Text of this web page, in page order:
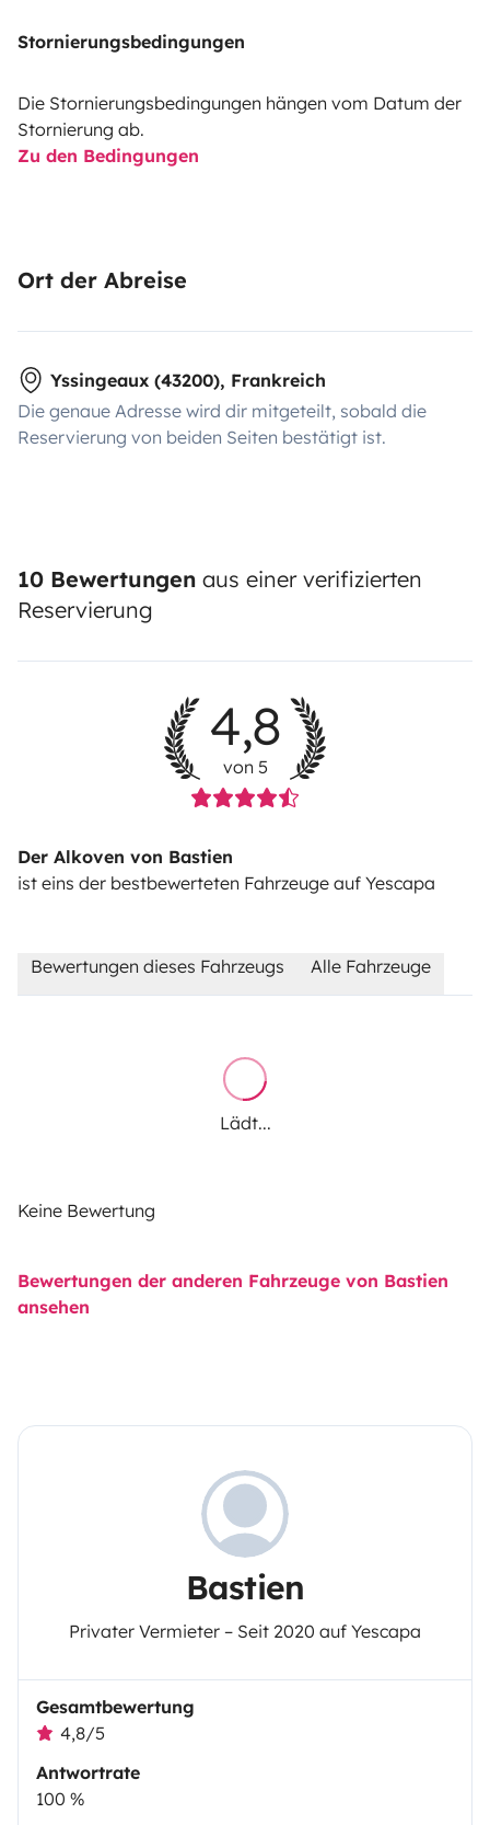
Stornierungsbedingungen
Die Stornierungsbedingungen hängen vom Datum der
Stornierung ab.
Zu den Bedingungen
Ort der Abreise
Yssingeaux (43200), Frankreich
Die genaue Adresse wird dir mitgeteilt, sobald die
Reservierung von beiden Seiten bestätigt ist.
10 Bewertungen aus einer verifizierten
Reservierung
4,8
von 5
Der Alkoven von Bastien
ist eins der bestbewerteten Fahrzeuge auf Yescapa
Bewertungen dieses Fahrzeugs Alle Fahrzeuge
Lädt...
Keine Bewertung
Bewertungen der anderen Fahrzeuge von Bastien
ansehen
Bastien
Privater Vermieter – Seit 2020 auf Yescapa
Gesamtbewertung
4,8/5
Antwortrate
100 %